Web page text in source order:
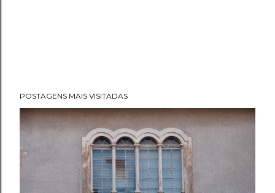
POSTAGENS MAIS VISITADAS